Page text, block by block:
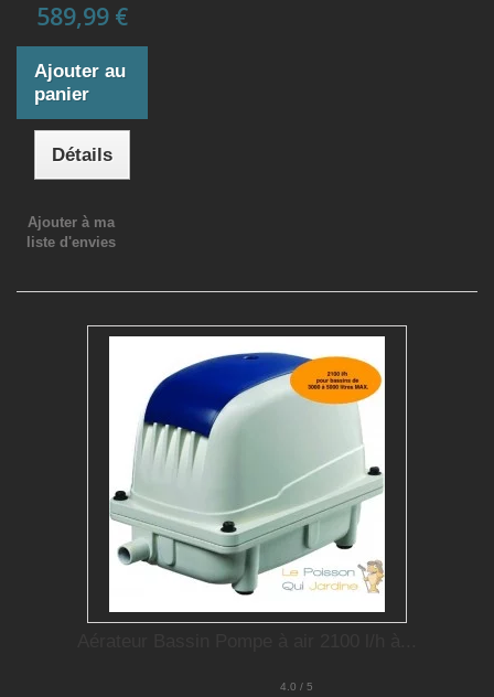
589,99 €
Ajouter au
panier
Détails
Ajouter à ma
liste d'envies
4.0 / 5